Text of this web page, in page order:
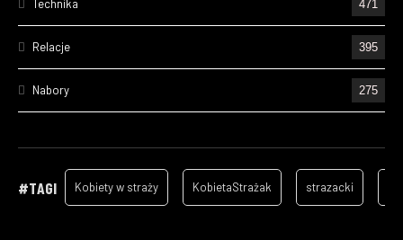
Technika 471
Relacje 395
Nabory 275
157
#TAGI Kobiety w straży KobietaStrażak strazacki